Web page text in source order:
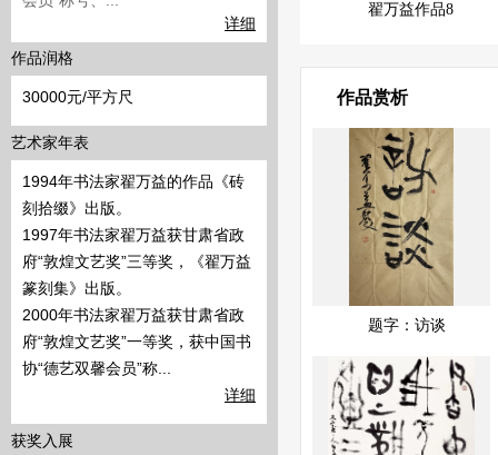
详细
作品润格
30000元/平方尺
艺术家年表
1994年书法家翟万益的作品《砖
刻拾缀》出版。
1997年书法家翟万益获甘肃省政
府“敦煌文艺奖”三等奖，《翟万益
篆刻集》出版。
2000年书法家翟万益获甘肃省政
府“敦煌文艺奖”一等奖，获中国书
协“德艺双馨会员”称...
详细
获奖入展
益作品13 翟万益作品8
作品赏析
快速查看
题字：访谈